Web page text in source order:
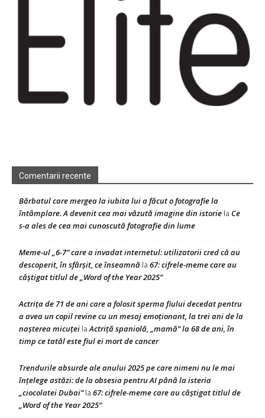
Comentarii recente
Bărbatul care mergea la iubita lui a făcut o fotografie la
întâmplare. A devenit cea mai văzută imagine din istorie la Ce
s-a ales de cea mai cunoscută fotografie din lume
Meme-ul „6-7” care a invadat internetul: utilizatorii cred că au
descoperit, în sfârșit, ce înseamnă la 67: cifrele-meme care au
câștigat titlul de „Word of the Year 2025”
Actrița de 71 de ani care a folosit sperma fiului decedat pentru
a avea un copil revine cu un mesaj emoționant, la trei ani de la
nașterea micuței laActriță spaniolă, „mamă” la 68 de ani, în
timp ce tatăl este fiul ei mort de cancer
Trendurile absurde ale anului 2025 pe care nimeni nu le mai
înțelege astăzi: de la obsesia pentru AI până la isteria
„ciocolatei Dubai”la 67: cifrele-meme care au câștigat titlul de
„Word of the Year 2025”